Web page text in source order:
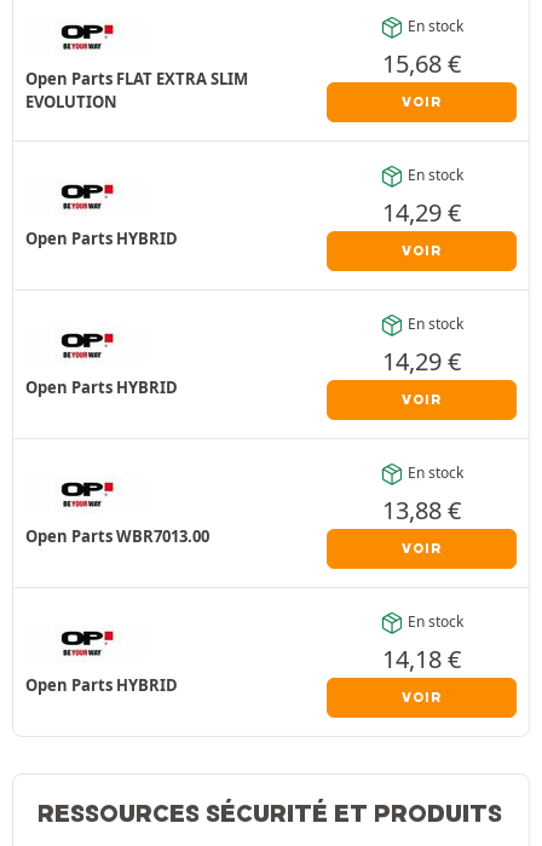
Open Parts FLAT EXTRA SLIM
EVOLUTION
En stock
15,68€
VOIR
Open Parts HYBRID
En stock
14,29€
VOIR
Open Parts HYBRID
En stock
14,29€
VOIR
Open Parts WBR7013.00
En stock
13,88€
VOIR
Open Parts HYBRID
En stock
14,18€
VOIR
RESSOURCES SÉCURITÉ ET PRODUITS